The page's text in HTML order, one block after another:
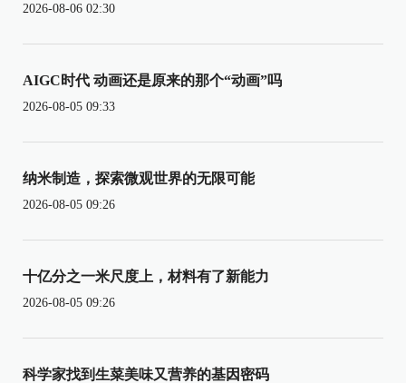
2026-08-06 02:30
AIGC时代 动画还是原来的那个“动画”吗
2026-08-05 09:33
纳米制造，探索微观世界的无限可能
2026-08-05 09:26
十亿分之一米尺度上，材料有了新能力
2026-08-05 09:26
科学家找到生菜美味又营养的基因密码